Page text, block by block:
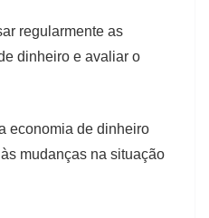
regularmente as
dinheiro e avaliar o
economia de dinheiro
mudanças na situação